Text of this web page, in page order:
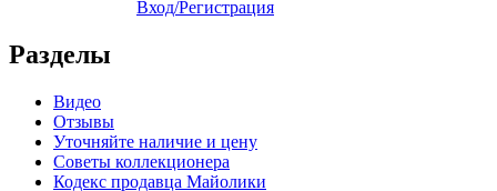
Вход/Регистрация
Разделы
Видео
Отзывы
Уточняйте наличие и цену
Советы коллекционера
Кодекс продавца Майолики